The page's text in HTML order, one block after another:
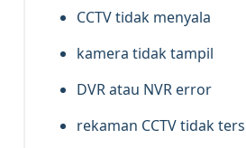
CCTV tidak menyala
kamera tidak tampil
DVR atau NVR error
rekaman CCTV tidak